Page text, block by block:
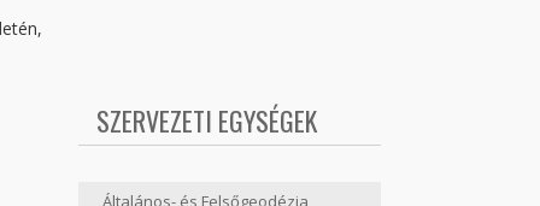
SZERVEZETI EGYSÉGEK
Általános- és Felsőgeodézia